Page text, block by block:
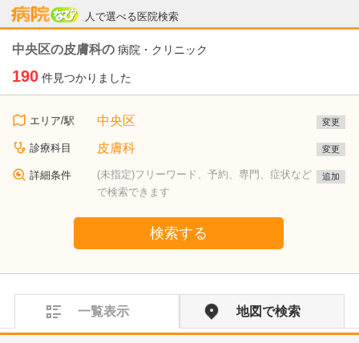
人で選べる医院検索
病院なび
中央区の皮膚科の 病院・クリニック
190 件見つかりました
エリア/駅 中央区 変更
診療科目 皮膚科 変更
詳細条件
(未指定)フリーワード、予約、専門、症状など
で検索できます
追加
検索する
一覧表示 地図で検索